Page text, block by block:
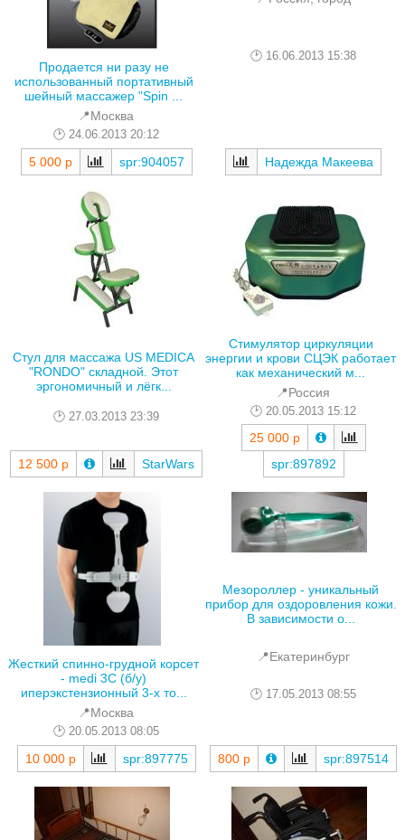
Продается ни разу не
использованный портативный
шейный массажер "Spin ...
📍Москва
24.06.2013 20:12
5 000 р spr:904057
16.06.2013 15:38
Надежда Макеева
Стул для массажа US MEDICA
"RONDO" складной. Этот
эргономичный и лёгк...
27.03.2013 23:39
12 500 р StarWars
Стимулятор циркуляции
энергии и крови СЦЭК работает
как механический м...
📍Россия
20.05.2013 15:12
25 000 р
spr:897892
Жесткий спинно-грудной корсет
- medi 3C (б/у)
иперэкстензионный 3-х то...
📍Москва
20.05.2013 08:05
10 000 р spr:897775
Мезороллер - уникальный
прибор для оздоровления кожи.
В зависимости о...
📍Екатеринбург
17.05.2013 08:55
800 р spr:897514